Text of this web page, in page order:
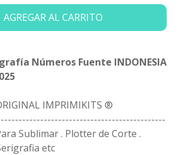
AGREGAR AL CARRITO
Números Fuente INDONESIA
IMPRIMIKITS ®
Sublimar . Plotter de Corte .
etc